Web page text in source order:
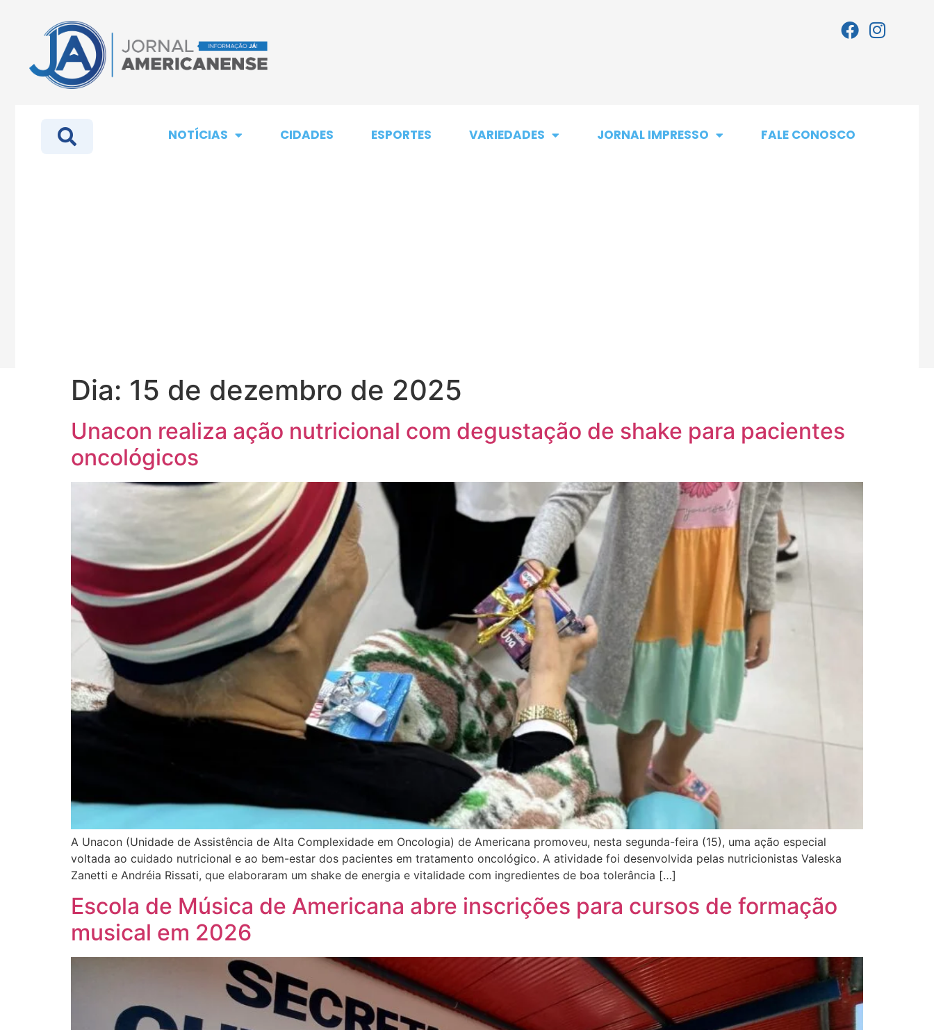
NOTÍCIAS CIDADES ESPORTES VARIEDADES JORNAL IMPRESSO FALE CONOSCO
Dia: 15 de dezembro de 2025
Unacon realiza ação nutricional com degustação de shake para pacientes
oncológicos
A Unacon (Unidade de Assistência de Alta Complexidade em Oncologia) de Americana promoveu, nesta segunda-feira (15), uma ação especial
voltada ao cuidado nutricional e ao bem-estar dos pacientes em tratamento oncológico. A atividade foi desenvolvida pelas nutricionistas Valeska
Zanetti e Andréia Rissati, que elaboraram um shake de energia e vitalidade com ingredientes de boa tolerância […]
Escola de Música de Americana abre inscrições para cursos de formação
musical em 2026